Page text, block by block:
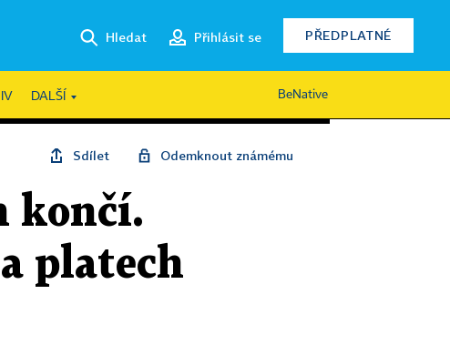
Hledat Přihlásit se PŘEDPLATNÉ
DALŠÍ BeNative
Sdílet Odemknout známému
končí.
platech